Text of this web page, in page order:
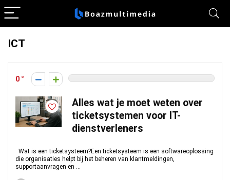
ICT
0
Alles wat je moet weten over
ticketsystemen voor IT-
dienstverleners
Wat is een ticketsysteem?Een ticketsysteem is een softwareoplossing
die organisaties helpt bij het beheren van klantmeldingen,
supportaanvragen en ...